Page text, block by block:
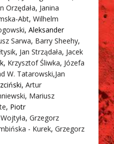
Orzędała, Janina
Abt, Wilhelm
, Aleksander
Sarwa, Barry Sheehy,
, Jan Strządała, Jacek
, Krzysztof Śliwka, Józefa
W. Tatarowski,Jan
, Artur
, Mariusz
, Piotr
, Grzegorz
- Kurek, Grzegorz